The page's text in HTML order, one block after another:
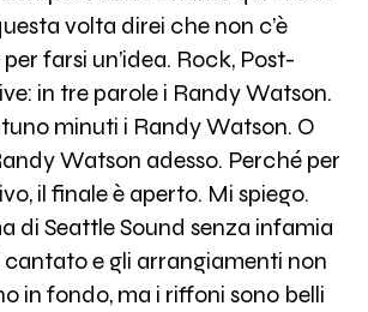
volta direi che non c’è
farsi un’idea. Rock, Post-
in tre parole i Randy Watson.
minuti i Randy Watson. O
Watson adesso. Perché per
il finale è aperto. Mi spiego.
di Seattle Sound senza infamia
cantato e gli arrangiamenti non
in fondo, ma i riffoni sono belli